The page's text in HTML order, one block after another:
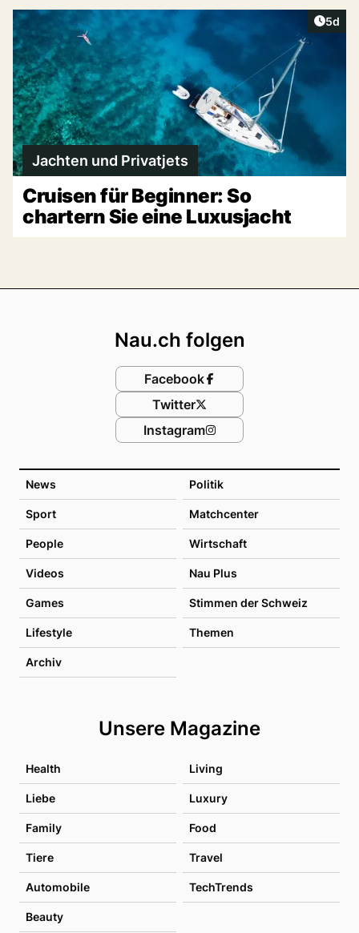
5d
Jachten und Privatjets
Cruisen für Beginner: So
chartern Sie eine Luxusjacht
News Politik
Sport Matchcenter
People Wirtschaft
Videos Nau Plus
Games Stimmen der Schweiz
Lifestyle Themen
Archiv
Unsere Magazine
Health Living
Liebe Luxury
Family Food
Tiere Travel
Automobile TechTrends
Beauty
Nau.ch folgen
Facebook
Twitter
Instagram